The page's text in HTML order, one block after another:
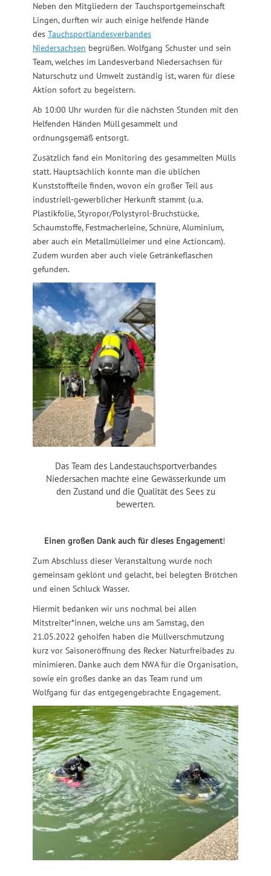
Neben den Mitgliedern der Tauchsportgemeinschaft
Lingen, durften wir auch einige helfende Hände
des Tauchsportlandesverbandes
Niedersachsen begrüßen. Wolfgang Schuster und sein
Team, welches im Landesverband Niedersachsen für
Naturschutz und Umwelt zuständig ist, waren für diese
Aktion sofort zu begeistern.
Ab 10:00 Uhr wurden für die nächsten Stunden mit den
Helfenden Händen Müll gesammelt und
ordnungsgemäß entsorgt.
Zusätzlich fand ein Monitoring des gesammelten Mülls
statt. Hauptsächlich konnte man die üblichen
Kunststoffteile finden, wovon ein großer Teil aus
industriell-gewerblicher Herkunft stammt (u.a.
Plastikfolie, Styropor/Polystyrol-Bruchstücke,
Schaumstoffe, Festmacherleine, Schnüre, Aluminium,
aber auch ein Metallmülleimer und eine Actioncam).
Zudem wurden aber auch viele Getränkeflaschen
gefunden.
Das Team des Landestauchsportverbandes
Niedersachen machte eine Gewässerkunde um
den Zustand und die Qualität des Sees zu
bewerten.
Einen großen Dank auch für dieses Engagement!
Zum Abschluss dieser Veranstaltung wurde noch
gemeinsam geklönt und gelacht, bei belegten Brötchen
und einen Schluck Wasser.
Hiermit bedanken wir uns nochmal bei allen
Mitstreiter*innen, welche uns am Samstag, den
21.05.2022 geholfen haben die Müllverschmutzung
kurz vor Saisoneröffnung des Recker Naturfreibades zu
minimieren. Danke auch dem NWA für die Organisation,
sowie ein großes danke an das Team rund um
Wolfgang für das entgegengebrachte Engagement.